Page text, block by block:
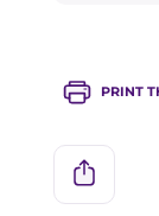
PRINT